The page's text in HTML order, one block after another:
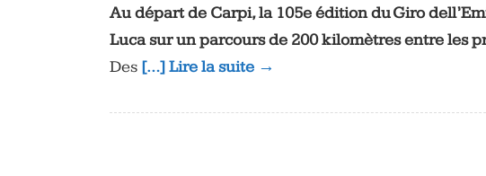
Au départ de Carpi, la 105e édition du Giro
Luca sur un parcours de 200 kilomètres entre les
Des […] Lire la suite →